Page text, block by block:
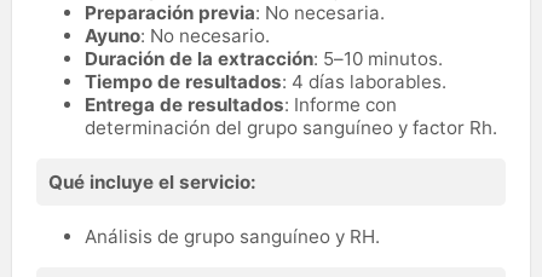
Preparación previa: No necesaria.
Ayuno: No necesario.
Duración de la extracción: 5–10 minutos.
Tiempo de resultados: 4 días laborables.
Entrega de resultados: Informe con
determinación del grupo sanguíneo y factor Rh.
Qué incluye el servicio:
Análisis de grupo sanguíneo y RH.